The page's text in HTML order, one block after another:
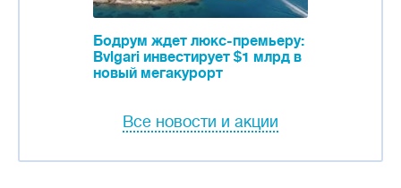
Бодрум ждет люкс-премьеру:
Bvlgari инвестирует $1 млрд в
новый мегакурорт
Все новости и акции